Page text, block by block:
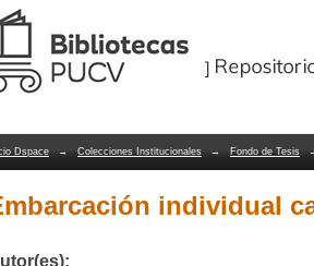
individual
Dspace/Manakin
Dspace → Colecciones Institucionales → Fondo de Tesis
individual